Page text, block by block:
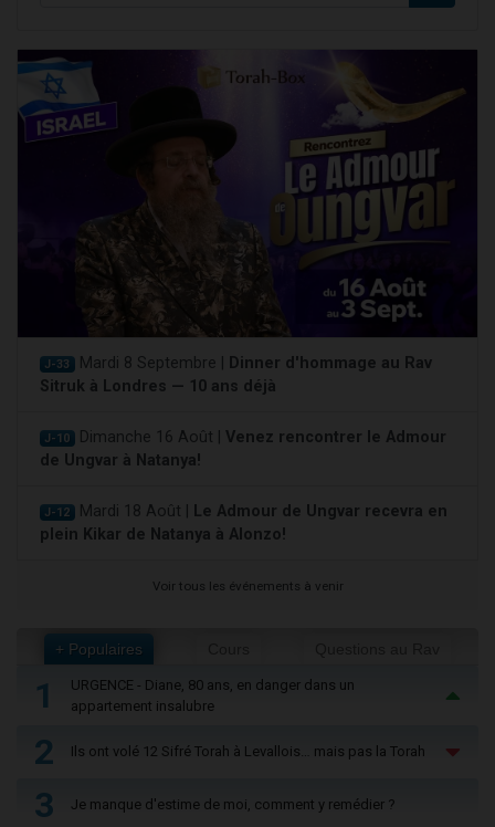
J-33 Mardi 8 Septembre |
Dinner d'hommage au Rav
Sitruk à Londres — 10 ans déjà
J-10 Dimanche 16 Août | Venez rencontrer le Admour
de Ungvar à Natanya!
J-12 Mardi 18 Août |
Le Admour de Ungvar recevra en
plein Kikar de Natanya à Alonzo!
Voir tous les événements à venir
+ Populaires
1
URGENCE - Diane, 80 ans, en danger dans un
appartement insalubre
2 Ils ont volé 12 Sifré Torah à Levallois… mais pas la Torah
3 Je manque d'estime de moi, comment y remédier ?